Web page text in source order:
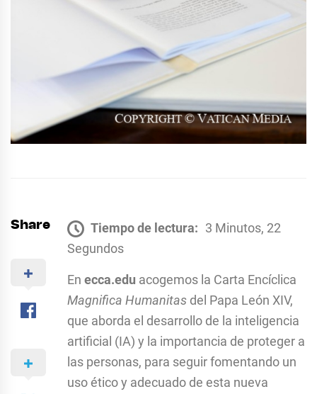
Share Tiempo de lectura: 3 Minutos, 22
Segundos
En ecca.edu acogemos la Carta Encíclica
Magnifica Humanitas del Papa León XIV,
que aborda el desarrollo de la inteligencia
artificial (IA) y la importancia de proteger a
las personas, para seguir fomentando un
uso ético y adecuado de esta nueva